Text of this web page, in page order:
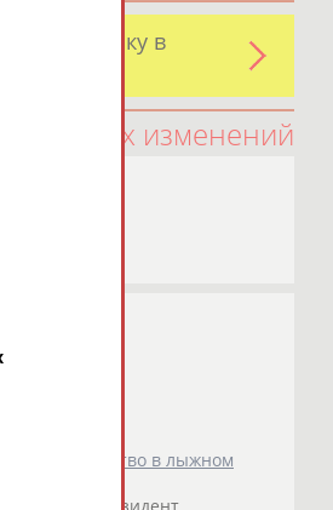
либо ошибку в
изменений
большинство в лыжном